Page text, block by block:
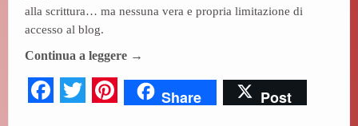
alla scrittura… ma nessuna vera e propria limitazione di
accesso al blog.
Continua a leggere →
Fa T
Pi
Share Post